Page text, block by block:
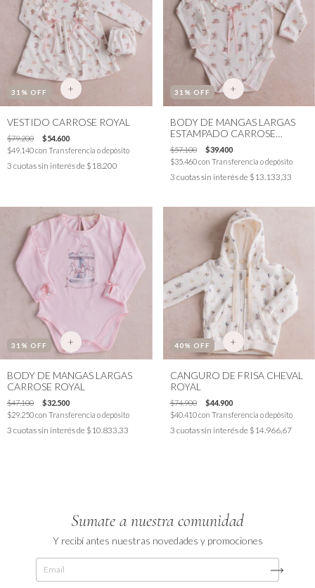
31 % OFF +
VESTIDO CARROSE ROYAL
$79.200
$54.600
$49.140con Transferencia o depósito
3 cuotas sin interés de $18.200
31 % OFF +
BODY DE MANGAS LARGAS
ESTAMPADO CARROSE
ROYAL
$57.100
$39.400
$35.460con Transferencia o depósito
3 cuotas sin interés de $13.133,33
31 % OFF +
BODY DE MANGAS LARGAS
CARROSE ROYAL
$47.100
$32.500
$29.250con Transferencia o depósito
3 cuotas sin interés de $10.833,33
40% OFF +
CANGURO DE FRISA CHEVAL
ROYAL
$74.900
$44.900
$40.410con Transferencia o depósito
3 cuotas sin interés de $14.966,67
Sumate a nuestra comunidad
Y recibí antes nuestras novedades y promociones